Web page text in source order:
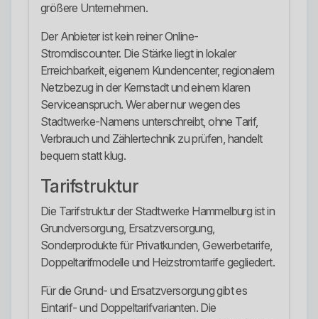
größere Unternehmen.
Der Anbieter ist kein reiner Online-
Stromdiscounter. Die Stärke liegt in lokaler
Erreichbarkeit, eigenem Kundencenter, regionalem
Netzbezug in der Kernstadt und einem klaren
Serviceanspruch. Wer aber nur wegen des
Stadtwerke-Namens unterschreibt, ohne Tarif,
Verbrauch und Zählertechnik zu prüfen, handelt
bequem statt klug.
Tarifstruktur
Die Tarifstruktur der Stadtwerke Hammelburg ist in
Grundversorgung, Ersatzversorgung,
Sonderprodukte für Privatkunden, Gewerbetarife,
Doppeltarifmodelle und Heizstromtarife gegliedert.
Für die Grund- und Ersatzversorgung gibt es
Eintarif- und Doppeltarifvarianten. Die